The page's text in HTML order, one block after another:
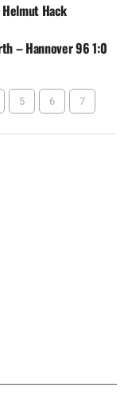
Hack
– Hannover 96 1:0
5 6 7